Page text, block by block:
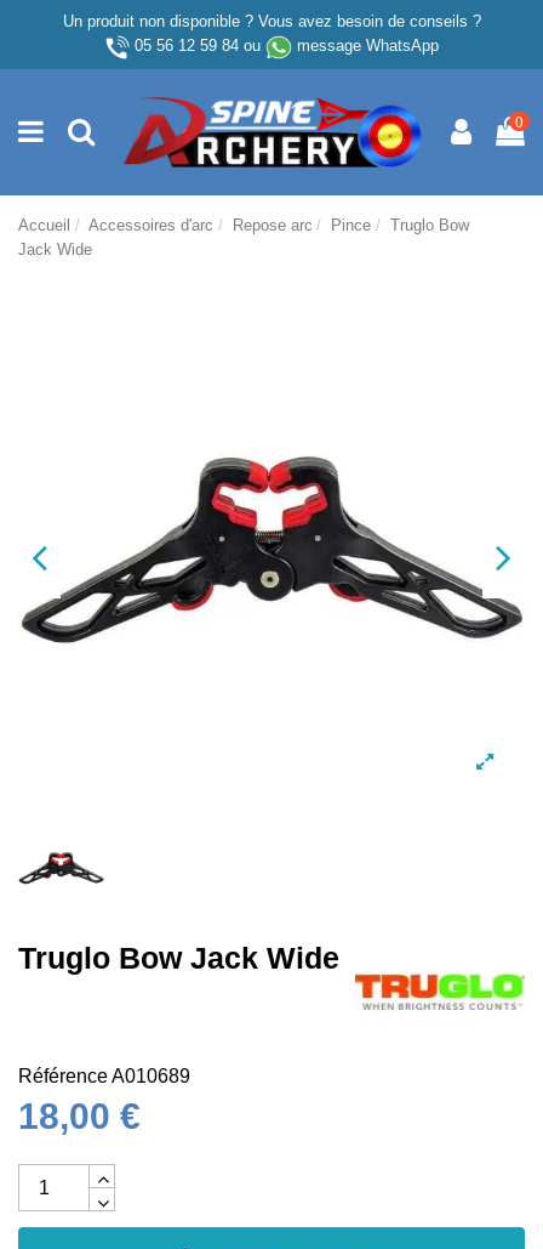
Un produit non disponible ? Vous avez besoin de conseils ?
05 56 12 59 84ou message WhatsApp
0
Accueil Accessoires d'arc Repose arc Pince
Truglo Bow
Jack Wide
Truglo Bow Jack Wide
RéférenceA010689
18,00 €